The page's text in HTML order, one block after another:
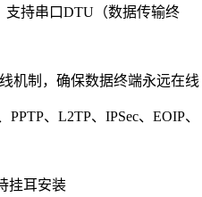
支持串口DTU（数据传输终
机制，确保数据终端永远在线
PPTP、L2TP、IPSec、 EOIP、
挂耳安装